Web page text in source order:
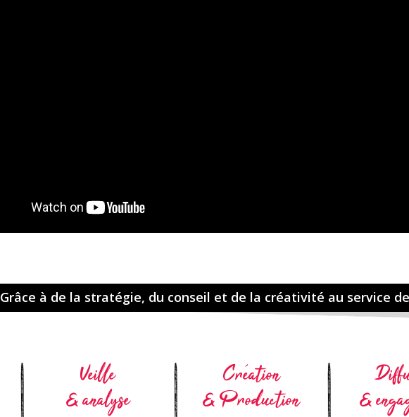
Grâce à de la stratégie, du conseil et de la créativité au service
Veille
& analyse
Création
& Production
&